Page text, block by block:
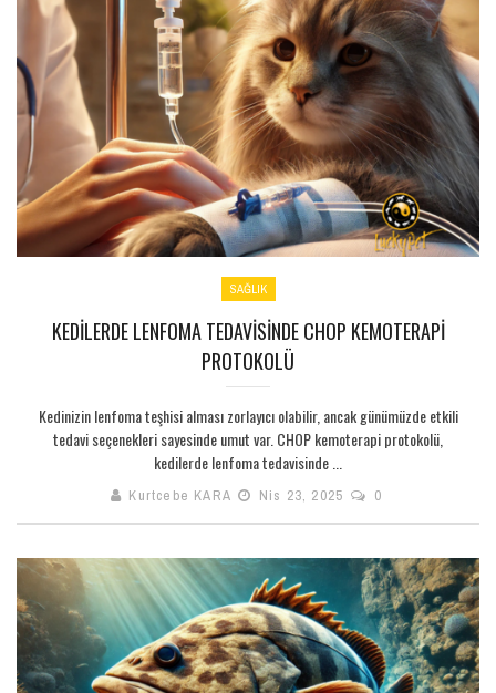
SAĞLIK
KEDILERDE LENFOMA TEDAVISINDE CHOP KEMOTERAPI
PROTOKOLÜ
Kedinizin lenfoma teşhisi alması zorlayıcı olabilir, ancak günümüzde etkili
tedavi seçenekleri sayesinde umut var. CHOP kemoterapi protokolü,
kedilerde lenfoma tedavisinde ...
Kurtcebe KARA Nis 23, 2025 0